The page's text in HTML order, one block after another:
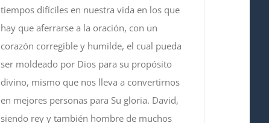
tiempos difíciles en nuestra vida en los que
hay que aferrarse a la oración, con un
corazón corregible y humilde, el cual pueda
ser moldeado por Dios para su propósito
divino, mismo que nos lleva a convertirnos
en mejores personas para Su gloria. David,
siendo rey y también hombre de muchos